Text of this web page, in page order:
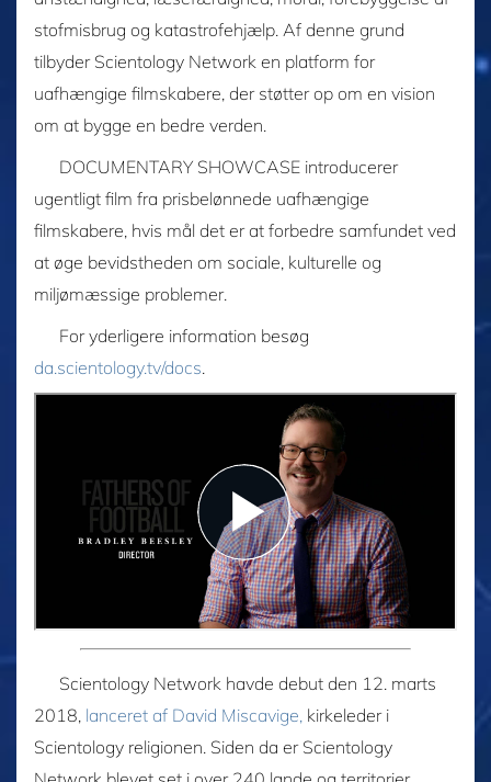
stofmisbrug og katastrofehjælp. Af denne grund
tilbyder Scientology Network en platform for
uafhængige filmskabere, der støtter op om en vision
om at bygge en bedre verden.
DOCUMENTARY SHOWCASE introducerer
ugentligt film fra prisbelønnede uafhængige
filmskabere, hvis mål det er at forbedre samfundet ved
at øge bevidstheden om sociale, kulturelle og
miljømæssige problemer.
For yderligere information besøg
da.scientology.tv/docs.
Scientology Network havde debut den 12. marts
2018, lanceret af David Miscavige, kirkeleder i
Scientology religionen. Siden da er Scientology